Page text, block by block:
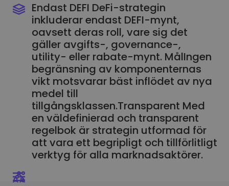
Endast DEFI DeFi-strategin
inkluderar endast DEFI-mynt,
oavsett deras roll, vare sig det
gäller avgifts-, governance-,
utility- eller rabate-mynt. MålIngen
begränsning av komponenternas
vikt motsvarar bäst inflödet av nya
medel till
tillgångsklassen.Transparent Med
en väldefinierad och transparent
regelbok är strategin utformad för
att vara ett begripligt och tillförlitligt
verktyg för alla marknadsaktörer.